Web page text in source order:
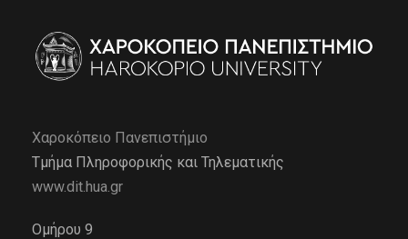
Χαροκόπειο Πανεπιστήμιο
Τμήμα Πληροφορικής και Τηλεματικής
www.dit.hua.gr
Ομήρου 9